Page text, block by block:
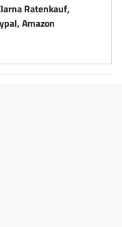
Ratenkauf,
Amazon